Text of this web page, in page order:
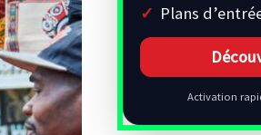
Plans
Activation